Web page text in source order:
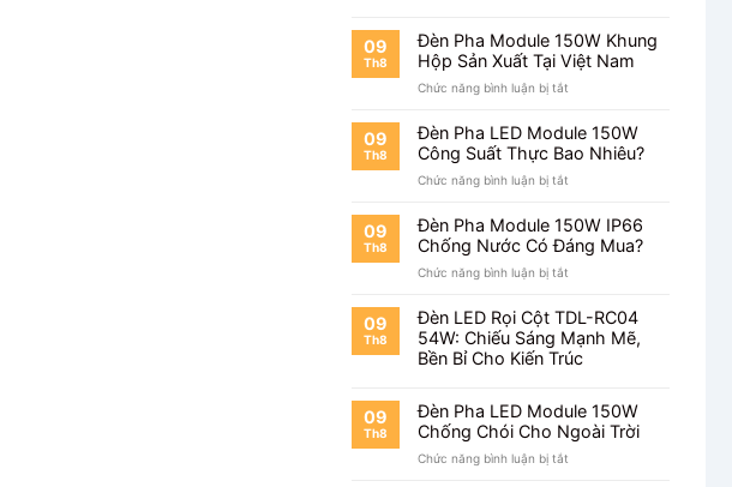
Thọ
Bao
Lâu?
09
Th8
Đèn Pha Module 150W Khung
Hộp Sản Xuất Tại Việt Nam
Chức năng bình luận bị tắt
Pha
Module
150W
Sản
Xuất
09
Th8
Đèn Pha LED Module 150W
Công Suất Thực Bao Nhiêu?
Chức năng bình luận bị tắt
Pha
LED
Module
Suất
Thực
Bao
09
Th8
Đèn Pha Module 150W IP66
Chống Nước Có Đáng Mua?
Chức năng bình luận bị tắt
Pha
Module
150W
IP66
Nước
Có
Đáng
09
Th8
Đèn LED Rọi Cột TDL-RC04
54W: Chiếu Sáng Mạnh Mẽ,
Bền Bỉ Cho Kiến Trúc
09
Th8
Đèn Pha LED Module 150W
Chống Chói Cho Ngoài Trời
Chức năng bình luận bị tắt